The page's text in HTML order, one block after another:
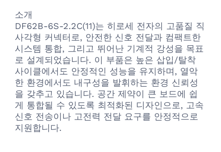
소개
DF62B-6S-2.2C(11)는 히로세 전자의 고품질 직
사각형 커넥터로, 안전한 신호 전달과 컴팩트한
시스템 통합, 그리고 뛰어난 기계적 강성을 목표
로 설계되었습니다. 이 부품은 높은 삽입/탈착
사이클에서도 안정적인 성능을 유지하며, 열악
한 환경에서도 내구성을 발휘하는 환경 신뢰성
을 갖추고 있습니다. 공간 제약이 큰 보드에 쉽
게 통합될 수 있도록 최적화된 디자인으로, 고속
신호 전송이나 고전력 전달 요구를 안정적으로
지원합니다.